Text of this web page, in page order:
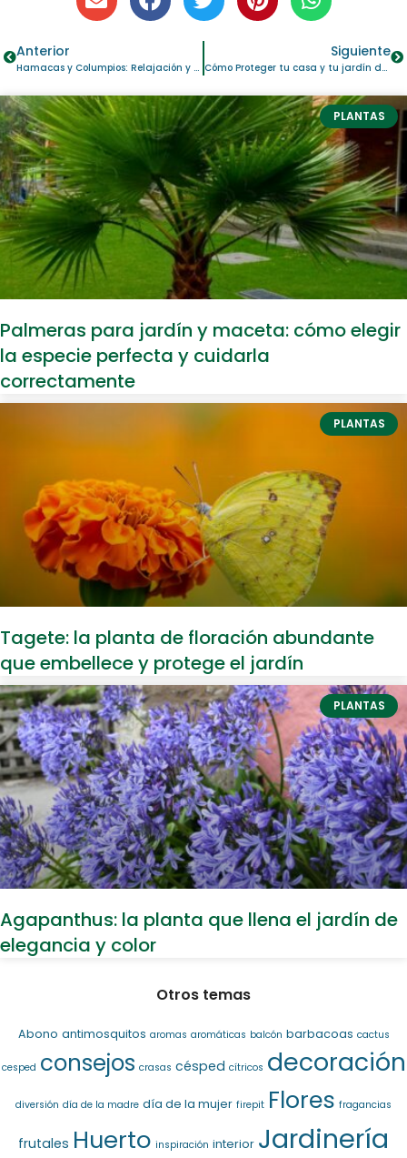
Anterior
Hamacas y Columpios: Relajación y Diversión en tu Jardín
Siguiente
Cómo Proteger tu casa y tu jardín de avispas y otros insectos voladores y rastreros
PLANTAS
Palmeras para jardín y maceta: cómo elegir
la especie perfecta y cuidarla
correctamente
PLANTAS
Tagete: la planta de floración abundante
que embellece y protege el jardín
PLANTAS
Agapanthus: la planta que llena el jardín de
elegancia y color
Otros temas
Abono antimosquitos aromas aromáticas balcón barbacoas cactus
cesped consejos crasas césped cítricos decoración
diversión día de la madre día de la mujer firepit Flores fragancias
frutales Huerto inspiración interior Jardinería